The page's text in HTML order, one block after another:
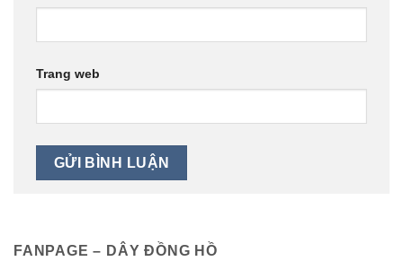
Trang web
FANPAGE – DÂY ĐỒNG HỒ